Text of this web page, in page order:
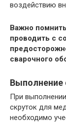
воздействию
Важно
проводить с
сварочного
Выполнение
При
скруток для
необходимо